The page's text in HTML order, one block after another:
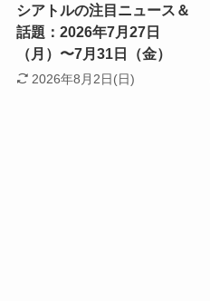
シアトルの注目ニュース＆
話題：2026年7月27日
（月）〜7月31日（金）
2026年8月2日(日)